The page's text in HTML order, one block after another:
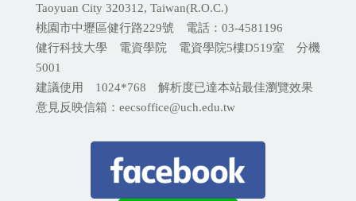
Taoyuan City 320312, Taiwan(R.O.C.)
桃園市中壢區健行路229號 電話：03-4581196
健行科技大學 電資學院 電資學院5樓D519室 分機
5001
建議使用 1024*768 解析度已達本站最佳瀏覽效果
意見反映信箱：eecsoffice@uch.edu.tw